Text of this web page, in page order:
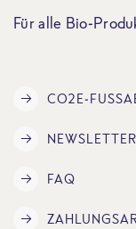
Für alle Bio-
CO2E-
NEWSLETTER
FAQ